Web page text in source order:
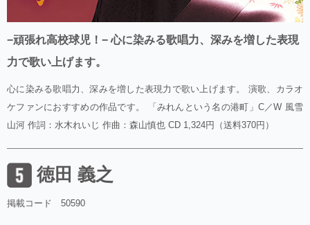
−頑張れ高校球児！− 心に染みる歌唱力、深みを増した表現
力で歌い上げます。
心に染みる歌唱力、深みを増した表現力で歌い上げます。 演歌、カラオ
ケファンにおすすめの作品です。 「みれんという名の港町」C／W 風雪
山河 作詞：水木れいじ 作曲：森山慎也 CD 1,324円（送料370円）
徳田 義之
掲載コード 50590